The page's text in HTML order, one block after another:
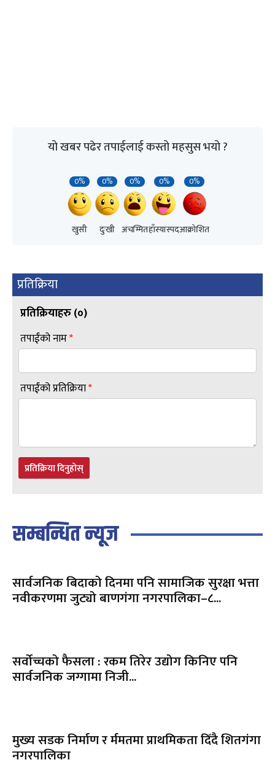
यो खबर पढेर तपाईलाई कस्तो महसुस भयो ?
0%
खुसी
0%
दुःखी
0%
अचम्मित
0%
हाँस्यास्पद
0%
आक्रोशित
प्रतिक्रिया
प्रतिक्रियाहरु (०)
तपाईंको नाम*
तपाईंको प्रतिक्रिया*
प्रतिक्रिया दिनुहोस्
सम्बन्धित न्यूज
सार्वजनिक बिदाको दिनमा पनि सामाजिक सुरक्षा भत्ता
नवीकरणमा जुट्यो बाणगंगा नगरपालिका–८...
सर्वोच्चको फैसला : रकम तिरेर उद्योग किनिए पनि
सार्वजनिक जग्गामा निजी...
मुख्य सडक निर्माण र र्ममतमा प्राथमिकता दिँदै शितगंगा
नगरपालिका